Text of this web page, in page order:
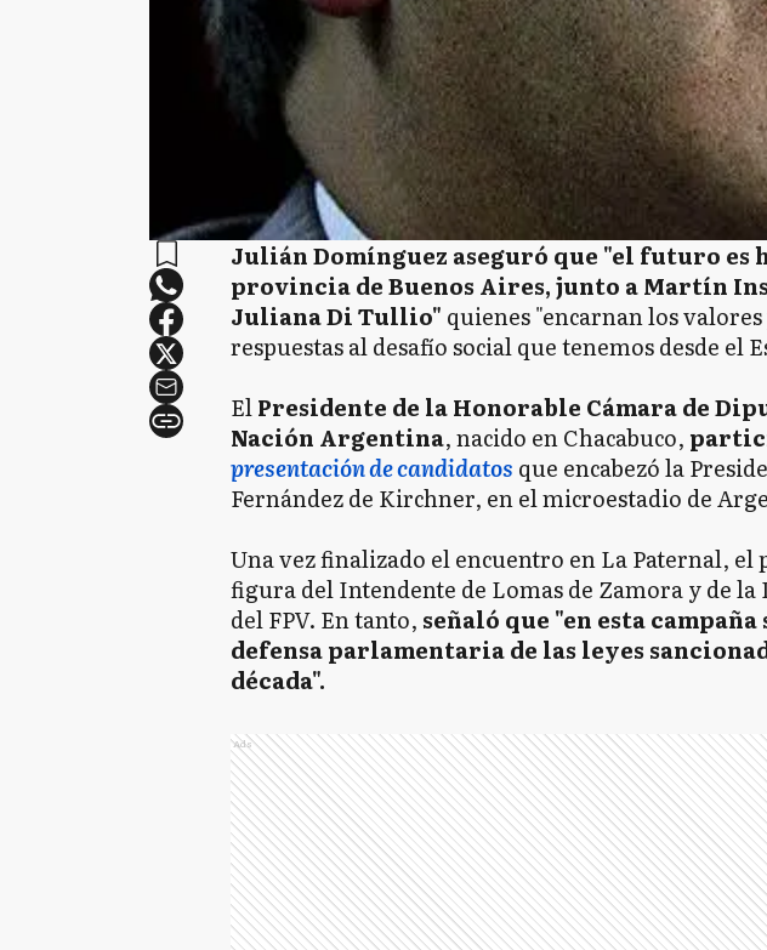
Julián Domínguez aseguró que "el futuro es
provincia de Buenos Aires, junto a Martín
Juliana Di Tullio" quienes "encarnan los
respuestas al desafío social que tenemos desde el
ElPresidente de la Honorable Cámara de
Nación Argentina, nacido en Chacabuco,
presentación de candidatos que encabezó la
Fernández de Kirchner, en el microestadio de
Una vez finalizado el encuentro en La Paternal, el
figura del Intendente de Lomas de Zamora y de la
del FPV. En tanto, señaló que "en esta campaña
defensa parlamentaria de las leyes
década".
Ads